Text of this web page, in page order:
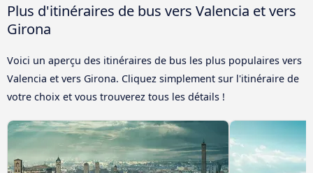
Plus d'itinéraires de bus vers Valencia et vers
Girona
Voici un aperçu des itinéraires de bus les plus populaires vers
Valencia et vers Girona. Cliquez simplement sur l'itinéraire de
votre choix et vous trouverez tous les détails !